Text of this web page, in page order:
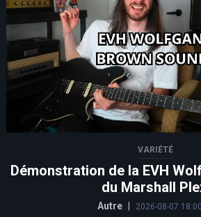
VARIÉTÉ
Démonstration de la EVH
du Marshall
Autre 2026-08-07